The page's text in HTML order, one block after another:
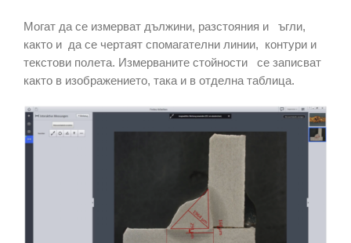
Могат да се измерват дължини, разстояния и ъгли,
както и да се чертаят спомагателни линии, контури и
текстови полета. Измерваните стойности се записват
както в изображението, така и в отделна таблица.